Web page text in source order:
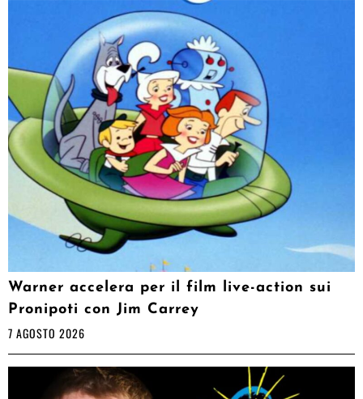
Warner accelera per il film live-action sui
Pronipoti con Jim Carrey
7 AGOSTO 2026